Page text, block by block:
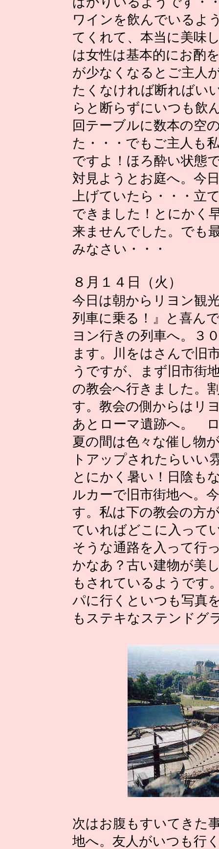
ワインを飲んでいるよ
てくれて、本当に美味
は女性は基本的にお酌
が少なくなるとご主人
たくなければ断ればい
らと断らずにいつも飲
回テーブルに数本の空
た・・・でもご主人も
ですよ！ほろ酔い状態
対見ようとお庭へ。今
上げていたら・・・立
できました！とにかく
来ませんでした。でも
みなさい・・・
８月１４日（火）
今日は朝からリヨン観
列車に乗る！』と喜ん
ヨン行きの列車へ。３
ます。川をはさんで旧
うですが、まず旧市街
の教会へ行きました。
す。教会の側からはリ
あとローマ遺跡へ。
夏の間は色々な催し物
トアップされたらいい
とにかく暑い！日陰も
ルカーで旧市街地へ。
す。私は下の教会の方
ていればどこに入って
そうな通路を入って行
かなあ？古い建物が美
もされているようです
パに行くといつも写真
もステキなステンドグ
次はお腹もすいてきた
地へ。友人がいつも行